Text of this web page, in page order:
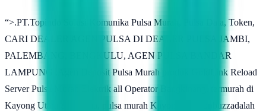
“>.PT.Topindo Solusi Komunika Pulsa Murah, Pulsa Data, Token,
CARI DEALER AGEN PULSA DI DEALER PULSA JAMBI,
PALEMBANG, BENGKULU, AGEN PULSA BANDAR
LAMPUNG .Agen Deposit Pulsa Murah produk GoldLink Reload
Server Pulsa Murah Elektrik all Operator Bangkinang. termurah di
Kayong Utara Sukadana, pulsa murah Kayong .Diskonbuzzadalah